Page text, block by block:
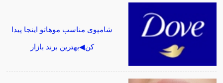
شامپوی مناسب موهاتو اینجا پیدا
کن◀بهترین برند بازار